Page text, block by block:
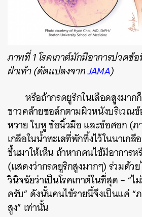
ภาพที่ 1 โรคเกาต์มักมีอาการปวดข้
ฝ่าเท้า (ดัดแปลงจากJAMA)
หรือถ้ากรดยูริกในเลือดสูงมา
ขาวคล้ายชอล์กตามผิวหนังบริเวณข้
หวาย ใบหู ข้อนิ้วมือ และข้อศอก (
เกลือในน้ำทะเลที่พักทิ้งไว้ในนาเก
ขึ้นมาให้เห็น ถ้าหากคนไข้มีอาการ
(แสดงว่ากรดยูริกสูงมากๆ) ร่วมด้ว
วินิจฉัยว่าเป็นโรคเกาต์ในที่สุด – “ไ
ครับ” ดังนั้นคนไข้รายนี้จึงเป็นแค่ “
สูง” เท่านั้น